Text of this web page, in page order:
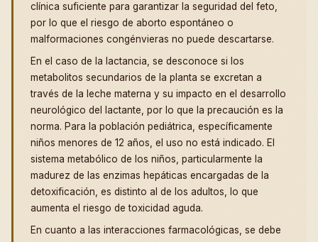
clínica suficiente para garantizar la seguridad del feto,
por lo que el riesgo de aborto espontáneo o
malformaciones congénvieras no puede descartarse.
En el caso de la lactancia, se desconoce si los
metabolitos secundarios de la planta se excretan a
través de la leche materna y su impacto en el desarrollo
neurológico del lactante, por lo que la precaución es la
norma. Para la población pediátrica, específicamente
niños menores de 12 años, el uso no está indicado. El
sistema metabólico de los niños, particularmente la
madurez de las enzimas hepáticas encargadas de la
detoxificación, es distinto al de los adultos, lo que
aumenta el riesgo de toxicidad aguda.
En cuanto a las interacciones farmacológicas, se debe